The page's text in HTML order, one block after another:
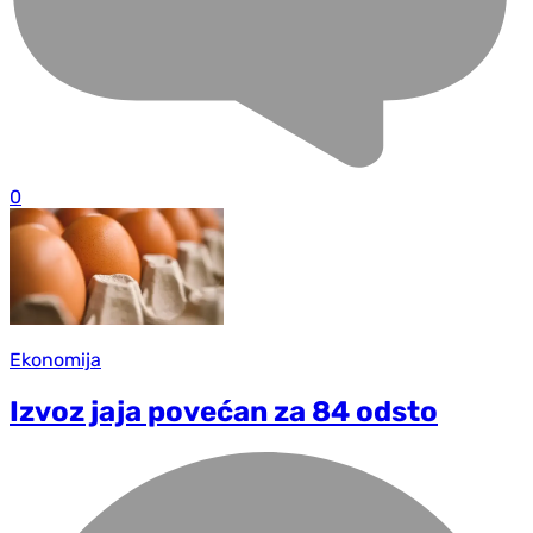
0
Ekonomija
Izvoz jaja povećan za 84 odsto